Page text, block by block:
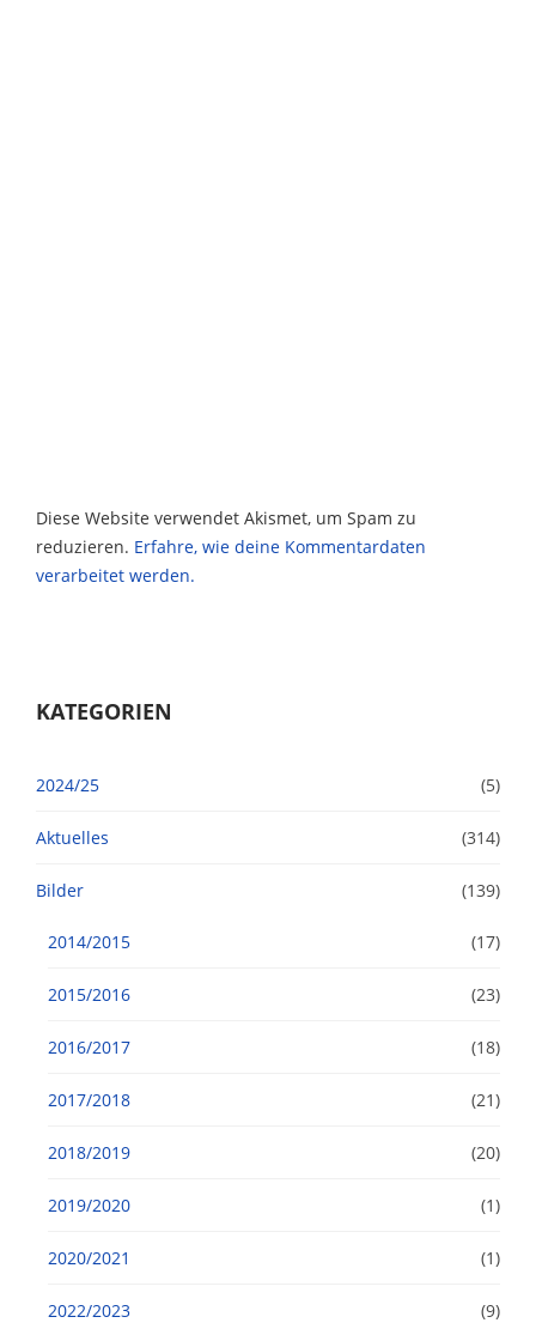
Diese Website verwendet Akismet, um Spam zu
reduzieren. Erfahre, wie deine Kommentardaten
verarbeitet werden.
KATEGORIEN
2024/25 (5)
Aktuelles (314)
Bilder (139)
2014/2015 (17)
2015/2016 (23)
2016/2017 (18)
2017/2018 (21)
2018/2019 (20)
2019/2020 (1)
2020/2021 (1)
2022/2023 (9)